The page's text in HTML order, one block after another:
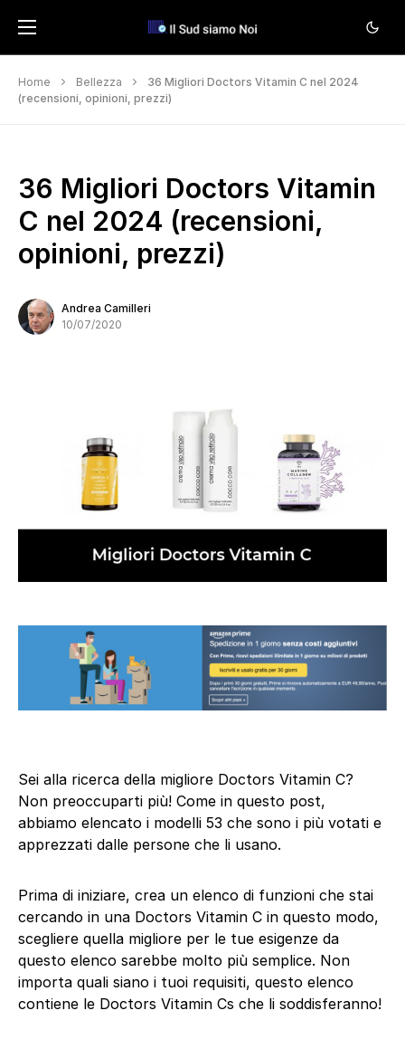
Home Bellezza
36 Migliori Doctors Vitamin C nel 2024
(recensioni, opinioni, prezzi)
36 Migliori Doctors Vitamin
C nel 2024 (recensioni,
opinioni, prezzi)
Andrea Camilleri
10/07/2020
Sei alla ricerca della migliore Doctors Vitamin C?
Non preoccuparti più! Come in questo post,
abbiamo elencato i modelli 53 che sono i più votati e
apprezzati dalle persone che li usano.
Prima di iniziare, crea un elenco di funzioni che stai
cercando in una Doctors Vitamin C in questo modo,
scegliere quella migliore per le tue esigenze da
questo elenco sarebbe molto più semplice. Non
importa quali siano i tuoi requisiti, questo elenco
contiene le Doctors Vitamin Cs che li soddisferanno!